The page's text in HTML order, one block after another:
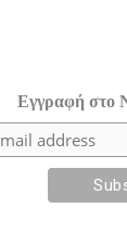
Εγγραφή στο